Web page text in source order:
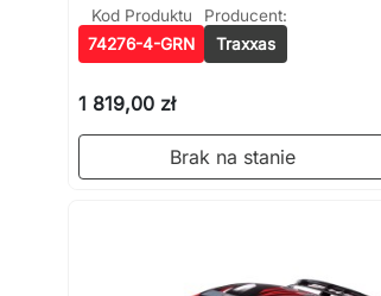
Kod Produktu
74276-4-GRN
Producent:
Traxxas
1 819,00 zł
Brak na stanie